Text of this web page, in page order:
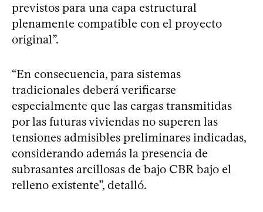
previstos para una capa estructural
plenamente compatible con el proyecto
original”.
“En consecuencia, para sistemas
tradicionales deberá verificarse
especialmente que las cargas transmitidas
por las futuras viviendas no superen las
tensiones admisibles preliminares indicadas,
considerando además la presencia de
subrasantes arcillosas de bajo CBR bajo el
relleno existente”, detalló.